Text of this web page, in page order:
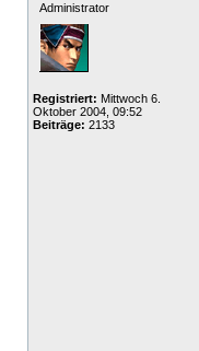
Administrator
Registriert: Mittwoch 6.
Oktober 2004, 09:52
Beiträge: 2133